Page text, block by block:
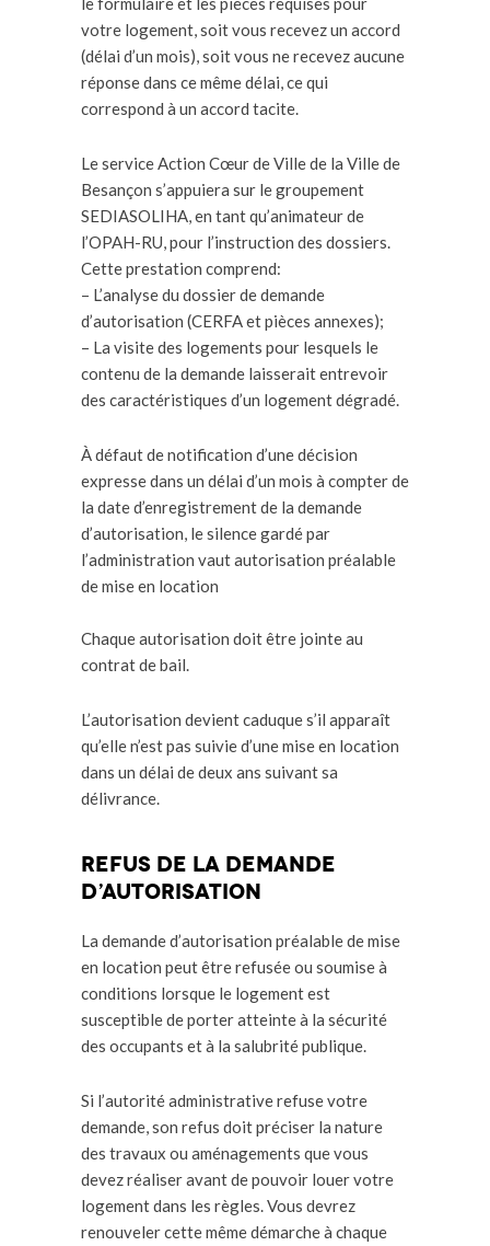
votre logement, soit vous recevez un accord
(délai d’un mois), soit vous ne recevez aucune
réponse dans ce même délai, ce qui
correspond à un accord tacite.
Le service Action Cœur de Ville de la Ville de
Besançon s’appuiera sur le groupement
SEDIASOLIHA, en tant qu’animateur de
l’OPAH-RU, pour l’instruction des dossiers.
Cette prestation comprend:
– L’analyse du dossier de demande
d’autorisation (CERFA et pièces annexes);
– La visite des logements pour lesquels le
contenu de la demande laisserait entrevoir
des caractéristiques d’un logement dégradé.
À défaut de notification d’une décision
expresse dans un délai d’un mois à compter de
la date d’enregistrement de la demande
d’autorisation, le silence gardé par
l’administration vaut autorisation préalable
de mise en location
Chaque autorisation doit être jointe au
contrat de bail.
L’autorisation devient caduque s’il apparaît
qu’elle n’est pas suivie d’une mise en location
dans un délai de deux ans suivant sa
délivrance.
Refus de la demande
d’autorisation
La demande d’autorisation préalable de mise
en location peut être refusée ou soumise à
conditions lorsque le logement est
susceptible de porter atteinte à la sécurité
des occupants et à la salubrité publique.
Si l’autorité administrative refuse votre
demande, son refus doit préciser la nature
des travaux ou aménagements que vous
devez réaliser avant de pouvoir louer votre
logement dans les règles. Vous devrez
renouveler cette même démarche à chaque